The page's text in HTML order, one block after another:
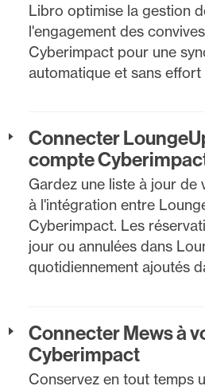
Libro optimise la gestion
l'engagement des
Cyberimpact pour une
automatique et sans
Connecter
compte
Gardez une liste à jour de
à l'intégration entre
Cyberimpact. Les
jour ou annulées dans
quotidiennement ajoutés
Connecter Mews à
Cyberimpact
Conservez en tout temps